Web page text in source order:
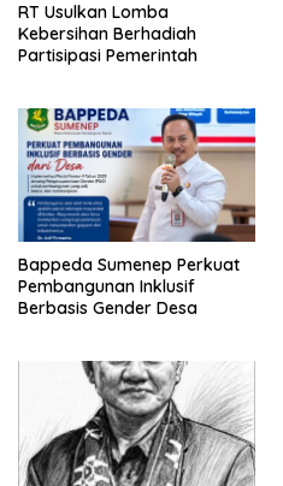
RT Usulkan Lomba
Kebersihan Berhadiah
Partisipasi Pemerintah
Bappeda Sumenep Perkuat
Pembangunan Inklusif
Berbasis Gender Desa